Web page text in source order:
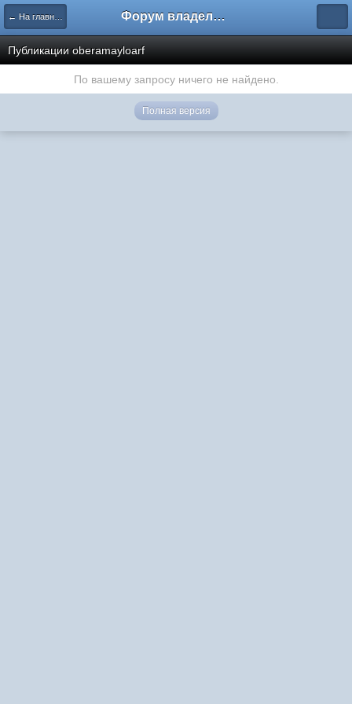
← На главную Форум владельцев интернет-магазинов
Публикации oberamayloarf
По вашему запросу ничего не найдено.
Полная версия